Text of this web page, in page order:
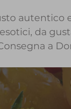
autentico
da
a
Bassa